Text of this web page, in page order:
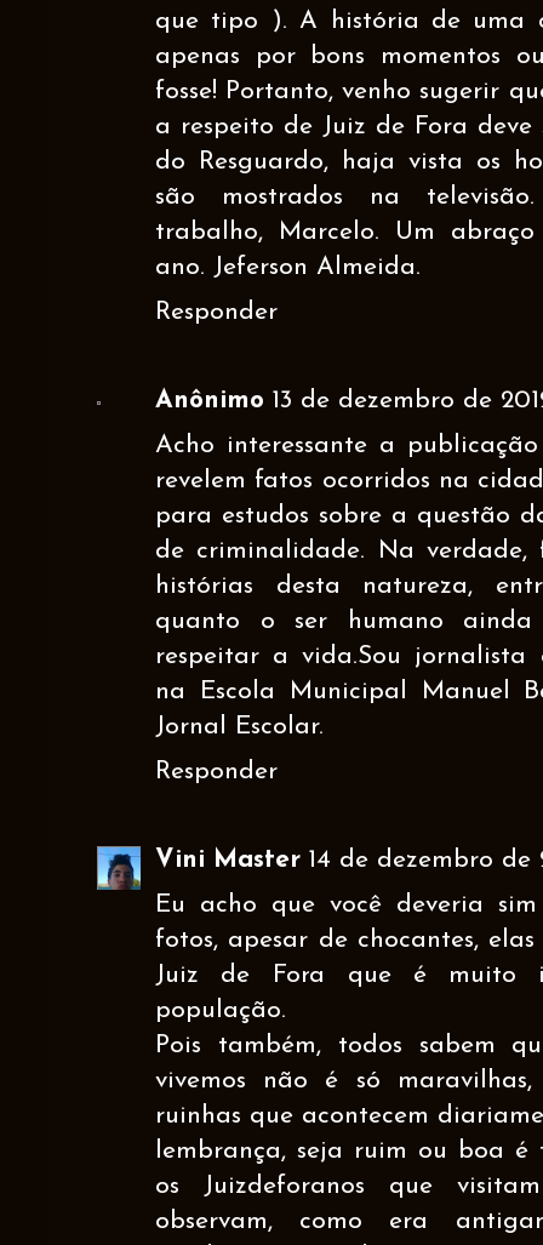
que tipo ). A história de uma
apenas por bons momentos
fosse! Portanto, venho sugerir
a respeito de Juiz de Fora
do Resguardo, haja vista os
são mostrados na
trabalho, Marcelo. Um
ano. Jeferson Almeida.
Responder
Anônimo 13 de dezembro de
Acho interessante a
revelem fatos ocorridos na
para estudos sobre a questão
de criminalidade. Na verdade,
histórias desta natureza,
quanto o ser humano
respeitar a vida.Sou jornalista
na Escola Municipal Manuel
Jornal Escolar.
Responder
Vini Master 14 de dezembro de
Eu acho que você deveria
fotos, apesar de chocantes,
Juiz de Fora que é muito
população.
Pois também, todos sabem
vivemos não é só
ruinhas que acontecem
lembrança, seja ruim ou boa
os Juizdeforanos que
observam, como era